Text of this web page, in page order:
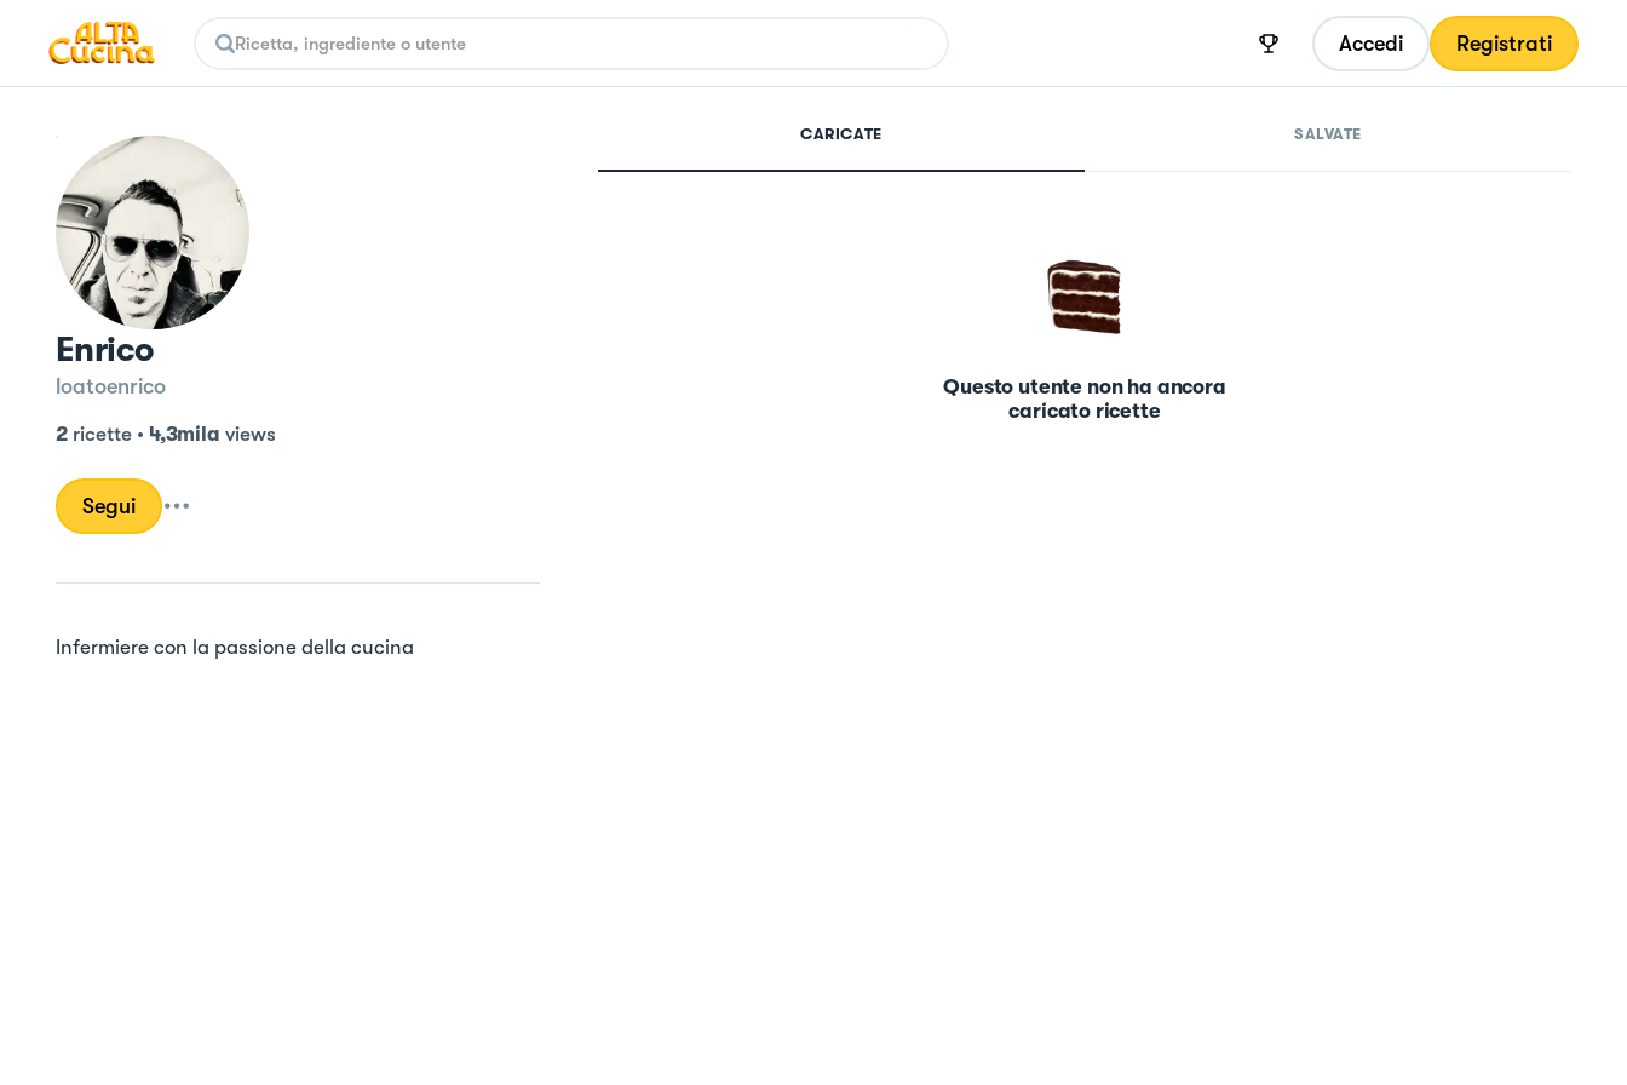
Accedi Registrati
Enrico
loatoenrico
2 ricette• 4,3mila views
Segui
Infermiere con la passione della cucina
CARICATE SALVATE
Questo utente non ha ancora
caricato ricette